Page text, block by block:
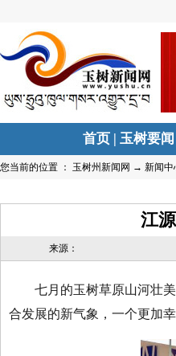
首页 |玉树要闻
您当前的位置 ： 玉树州新闻网 → 新闻中
江
来源：
七月的玉树草原山河壮美
合发展的新气象，一个更加